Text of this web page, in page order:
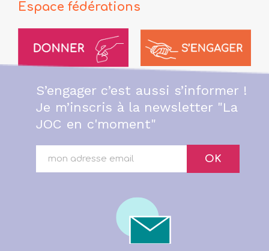
Espace fédérations
S’engager c’est aussi s’informer !
Je m’inscris à la newsletter "La
JOC en c'moment"
OK